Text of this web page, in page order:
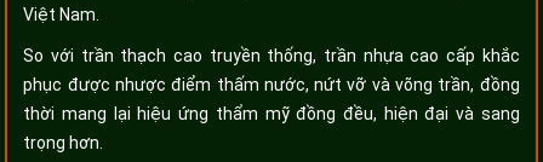
Việt Nam.
So với trần thạch cao truyền thống, trần nhựa cao cấp khắc
phục được nhược điểm thấm nước, nứt vỡ và võng trần, đồng
thời mang lại hiệu ứng thẩm mỹ đồng đều, hiện đại và sang
trọng hơn.